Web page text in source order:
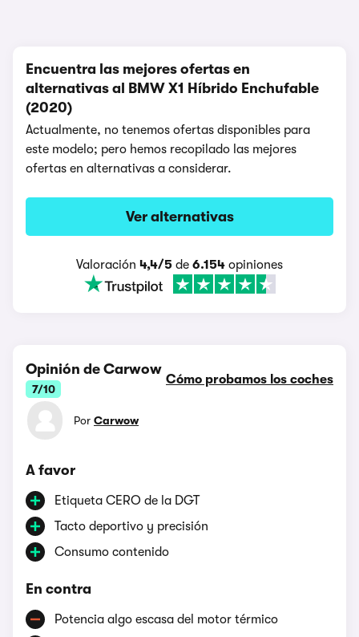
Encuentra las mejores ofertas en
alternativas al BMW X1 Híbrido Enchufable
(2020)
Actualmente, no tenemos ofertas disponibles para
este modelo; pero hemos recopilado las mejores
ofertas en alternativas a considerar.
Ver alternativas
Valoración 4,4/5 de 6.154 opiniones
Opinión de Carwow
7/10
Cómo probamos los coches
Por Carwow
A favor
Etiqueta CERO de la DGT
Tacto deportivo y precisión
Consumo contenido
En contra
Potencia algo escasa del motor térmico